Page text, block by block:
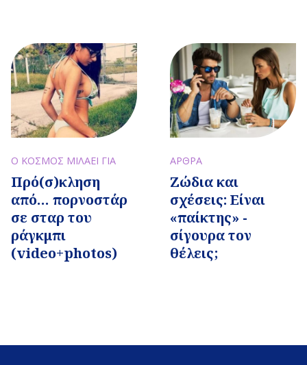
Ο ΚΟΣΜΟΣ ΜΙΛΑΕΙ ΓΙΑ
Πρό(σ)κληση
από… πορνοστάρ
σε σταρ του
ράγκμπι
(video+photos)
ΑΡΘΡΑ
Ζώδια και
σχέσεις: Είναι
«παίκτης» -
σίγουρα τον
θέλεις;